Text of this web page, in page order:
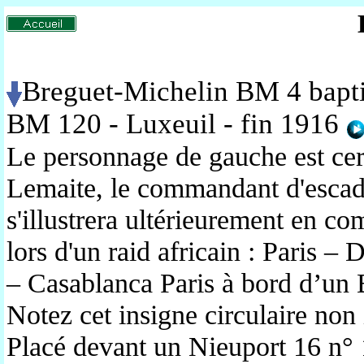
Breguet-Michelin BM 4
BM 120 - Luxeuil - fin 1916
Le personnage de gauche est
Lemaite, le commandant
s'illustrera ultérieurement en
lors d'un raid africain : Paris –
– Casablanca Paris à bord
Notez cet insigne circulaire
Placé devant un Nieuport 16 n°